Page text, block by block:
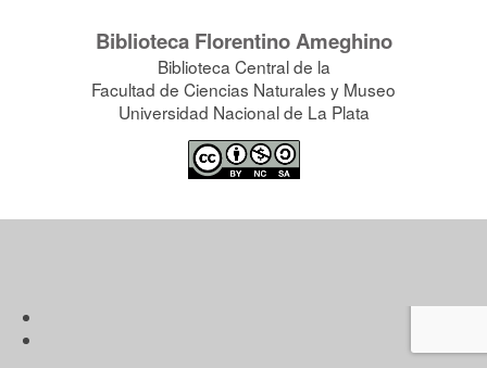
Biblioteca Florentino Ameghino
Biblioteca Central de la
Facultad de Ciencias Naturales y Museo
Universidad Nacional de La Plata